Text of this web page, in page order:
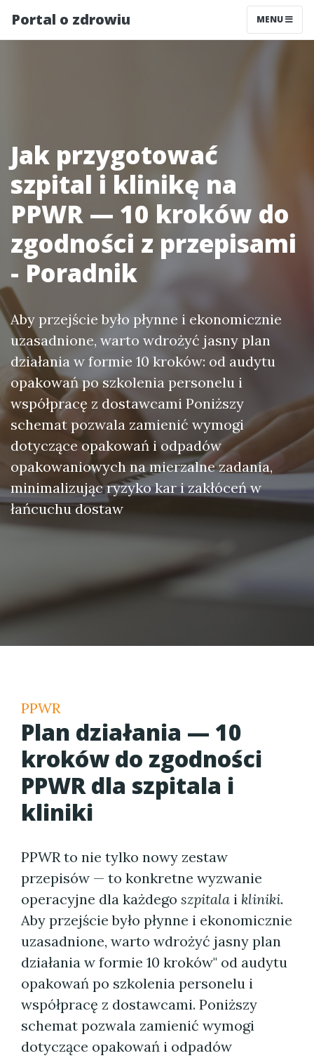
Portal o zdrowiu MENU
Jak przygotować
szpital i klinikę na
PPWR — 10 kroków do
zgodności z przepisami
- Poradnik
Aby przejście było płynne i ekonomicznie
uzasadnione, warto wdrożyć jasny plan
działania w formie 10 kroków: od audytu
opakowań po szkolenia personelu i
współpracę z dostawcami Poniższy
schemat pozwala zamienić wymogi
dotyczące opakowań i odpadów
opakowaniowych na mierzalne zadania,
minimalizując ryzyko kar i zakłóceń w
łańcuchu dostaw
PPWR
Plan działania — 10
kroków do zgodności
PPWR dla szpitala i
kliniki
PPWR to nie tylko nowy zestaw
przepisów — to konkretne wyzwanie
operacyjne dla każdego szpitala i kliniki.
Aby przejście było płynne i ekonomicznie
uzasadnione, warto wdrożyć jasny plan
działania w formie 10 kroków" od audytu
opakowań po szkolenia personelu i
współpracę z dostawcami. Poniższy
schemat pozwala zamienić wymogi
dotyczące opakowań i odpadów